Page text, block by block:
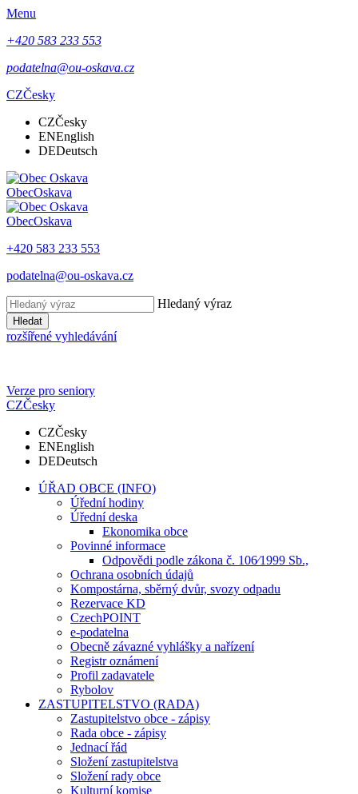
Menu
+420 583 233 553
podatelna@ou-oskava.cz
CZČesky
CZČesky
ENEnglish
DEDeutsch
ObecOskava
ObecOskava
+420 583 233 553
podatelna@ou-oskava.cz
Hledaný výraz
Hledat
rozšířené vyhledávání
Verze pro seniory
CZČesky
CZČesky
ENEnglish
DEDeutsch
ÚŘAD OBCE (INFO)
Úřední hodiny
Úřední deska
Ekonomika obce
Povinné informace
Odpovědi podle zákona č. 106⁄1999 Sb.,
Ochrana osobních údajů
Kompostárna, sběrný dvůr, svozy odpadu
Rezervace KD
CzechPOINT
e-podatelna
Obecně závazné vyhlášky a nařízení
Registr oznámení
Profil zadavatele
Rybolov
ZASTUPITELSTVO (RADA)
Zastupitelstvo obce - zápisy
Rada obce - zápisy
Jednací řád
Složení zastupitelstva
Složení rady obce
Kulturní komise